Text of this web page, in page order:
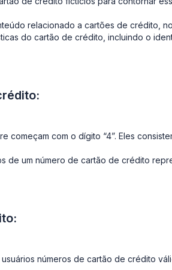
relacionado a cartões de crédito,
do cartão de crédito, incluindo o
começam com o dígito “4”. Eles
de um número de cartão de crédito
números de cartão de crédito